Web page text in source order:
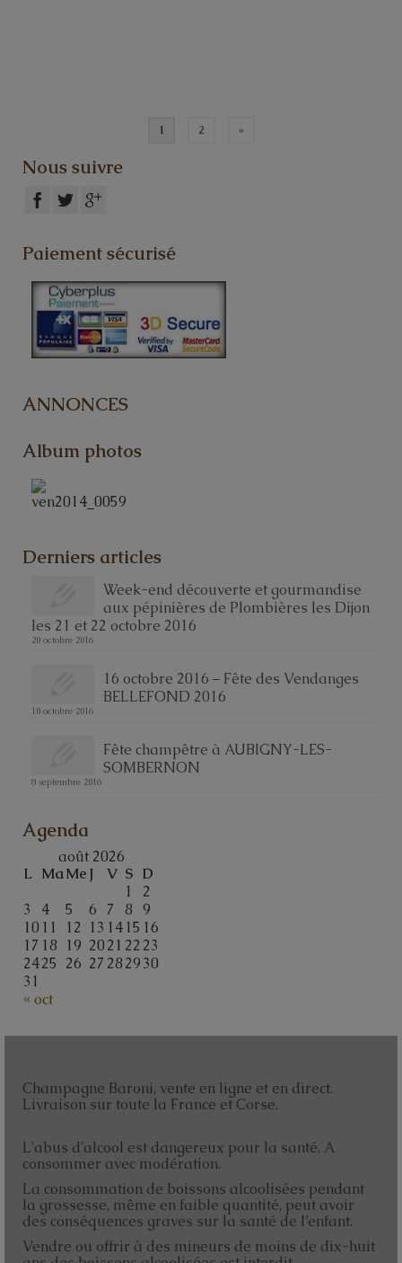
1 2 »
Nous suivre
Paiement sécurisé
ANNONCES
Album photos
Derniers articles
Week-end découverte et gourmandise
aux pépinières de Plombières les Dijon
les 21 et 22 octobre 2016
20 octobre 2016
16 octobre 2016 – Fête des Vendanges
BELLEFOND 2016
10 octobre 2016
Fête champêtre à AUBIGNY-LES-
SOMBERNON
8 septembre 2016
Agenda
août 2026
L MaMeJ V S D
« oct
1
2
3
4 5 6 7 8 9
10 11 12 13 1415 16
17 18 19 2021 22 23
2425 26 27 282930
31
Champagne Baroni, vente en ligne et en direct.
Livraison sur toute la France et Corse.
L'abus d'alcool est dangereux pour la santé. A
consommer avec modération.
La consommation de boissons alcoolisées pendant
la grossesse, même en faible quantité, peut avoir
des conséquences graves sur la santé de l’enfant.
Vendre ou offrir à des mineurs de moins de dix-huit